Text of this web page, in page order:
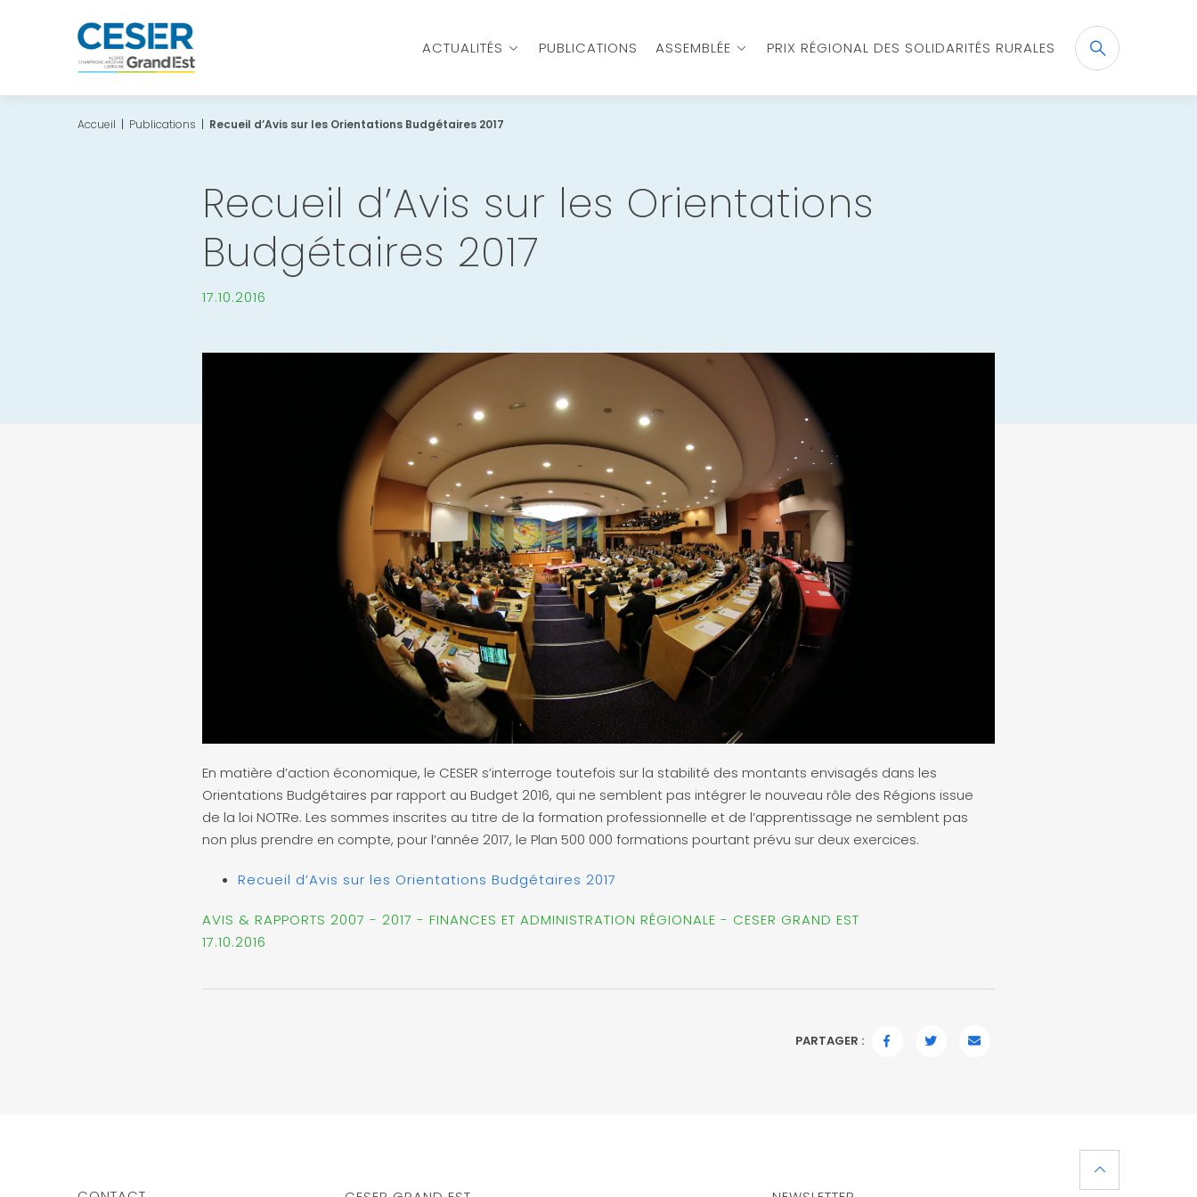
ACTUALITÉS PUBLICATIONS ASSEMBLÉE PRIX RÉGIONAL DES SOLIDARITÉS RURALESRecherche
OK
Accueil | Publications | Recueil d’Avis sur les Orientations Budgétaires 2017
Recueil d’Avis sur les Orientations
Budgétaires 2017
17.10.2016
En matière d’action économique, le CESER s’interroge toutefois sur la stabilité des montants envisagés dans les
Orientations Budgétaires par rapport au Budget 2016, qui ne semblent pas intégrer le nouveau rôle des Régions issue
de la loi NOTRe. Les sommes inscrites au titre de la formation professionnelle et de l’apprentissage ne semblent pas
non plus prendre en compte, pour l’année 2017, le Plan 500 000 formations pourtant prévu sur deux exercices.
Recueil d’Avis sur les Orientations Budgétaires 2017
AVIS & RAPPORTS 2007 - 2017 - FINANCES ET ADMINISTRATION RÉGIONALE - CESER GRAND EST
17.10.2016
PARTAGER :